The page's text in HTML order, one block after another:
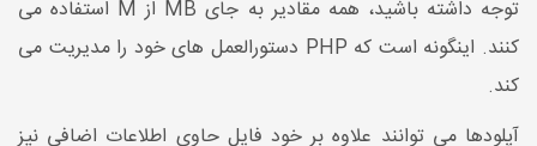
توجه داشته باشید، همه مقادیر به جای MB از M استفاده می
کنند. اینگونه است که PHP دستورالعمل های خود را مدیریت می
کند.
آپلودها می توانند علاوه بر خود فایل حاوی اطلاعات اضافی نیز